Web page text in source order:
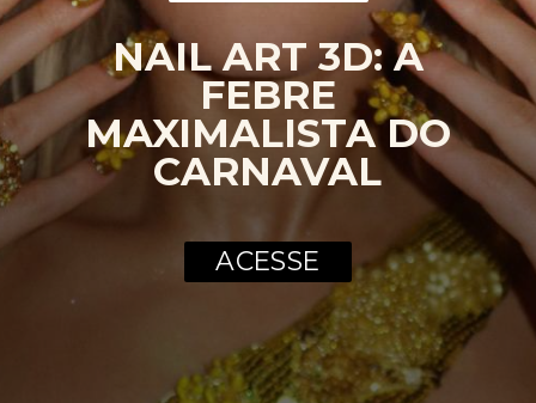
NAIL ART 3D: A
FEBRE
MAXIMALISTA DO
CARNAVAL
ACESSE